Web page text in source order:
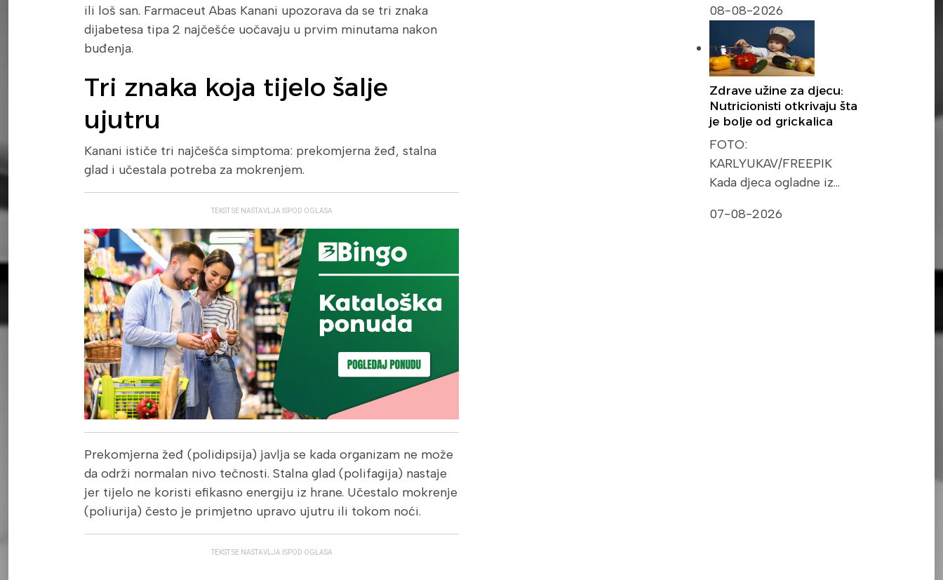
ili loš san. Farmaceut Abas Kanani upozorava da se tri znaka
dijabetesa tipa 2 najčešće uočavaju u prvim minutama nakon
buđenja.
Tri znaka koja tijelo šalje
ujutru
Kanani ističe tri najčešća simptoma: prekomjerna žeđ, stalna
glad i učestala potreba za mokrenjem.
TEKST SE NASTAVLJA ISPOD OGLASA
Prekomjerna žeđ (polidipsija) javlja se kada organizam ne može
da održi normalan nivo tečnosti. Stalna glad (polifagija) nastaje
jer tijelo ne koristi efikasno energiju iz hrane. Učestalo mokrenje
(poliurija) često je primjetno upravo ujutru ili tokom noći.
TEKST SE NASTAVLJA ISPOD OGLASA
08-08-2026
Zdrave užine za djecu:
Nutricionisti otkrivaju šta
je bolje od grickalica
FOTO:
KARLYUKAV/FREEPIK
Kada djeca ogladne iz…
07-08-2026